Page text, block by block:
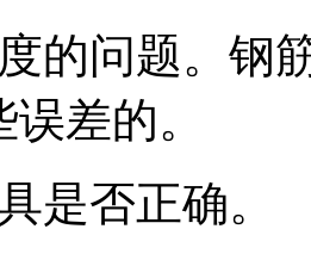
问题。钢筋
差的。
否正确。